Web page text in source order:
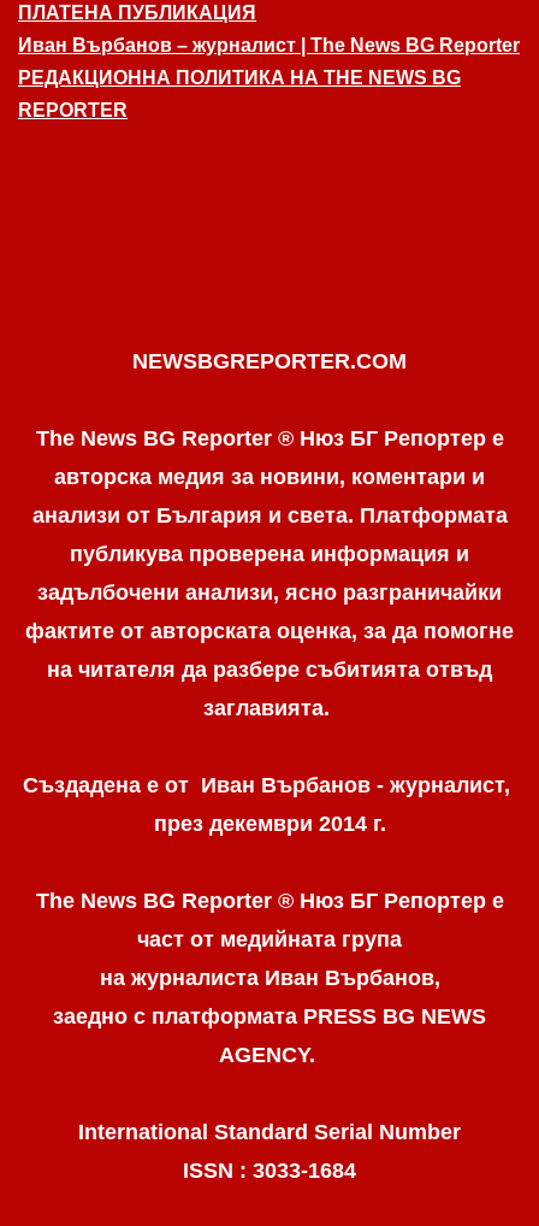
ПЛАТЕНА ПУБЛИКАЦИЯ
Иван Върбанов – журналист | The News BG Reporter
РЕДАКЦИОННА ПОЛИТИКА НА THE NEWS BG
REPORTER
NEWSBGREPORTER.COM
The News BG Reporter ® Нюз БГ Репортер е
авторска медия за новини, коментари и
анализи от България и света. Платформата
публикува проверена информация и
задълбочени анализи, ясно разграничaйки
фактите от авторската оценка, за да помогне
на читателя да разбере събитията отвъд
заглавията.
Създадена е от Иван Върбанов - журналист,
през декември 2014 г.
The News BG Reporter ® Нюз БГ Репортере
част от медийната група
на журналиста Иван Върбанов,
заедно с платформата PRESS BG NEWS
AGENCY.
International Standard Serial Number
ISSN : 3033-1684